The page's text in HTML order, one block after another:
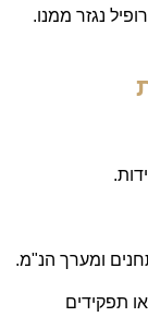
נגזר ממנו.
ומערך הנ"מ.
תפקידים